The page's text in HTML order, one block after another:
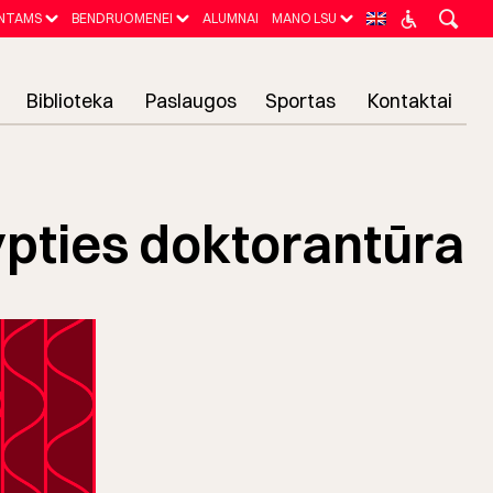
BENDRUOMENEI ALUMNAI MANO LSU
Biblioteka Paslaugos Sportas Kontaktai
doktorantūra